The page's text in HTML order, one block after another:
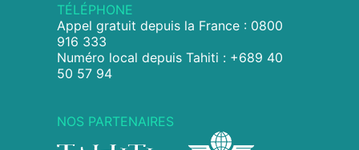
TÉLÉPHONE
Appel gratuit depuis la France : 0800
916 333
Numéro local depuis Tahiti : +689 40
50 57 94
NOS PARTENAIRES